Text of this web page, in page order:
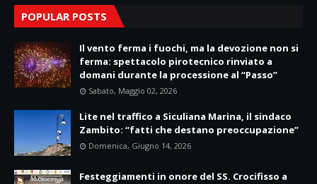
POPULAR POSTS
Il vento ferma i fuochi, ma la devozione non si
ferma: spettacolo pirotecnico rinviato a
domani durante la processione al “Passo”
Sabato, Maggio 02, 2026
Lite nel traffico a Siculiana Marina, il sindaco
Zambito: “fatti che destano preoccupazione”
Domenica, Giugno 14, 2026
Festeggiamenti in onore del SS. Crocifisso a